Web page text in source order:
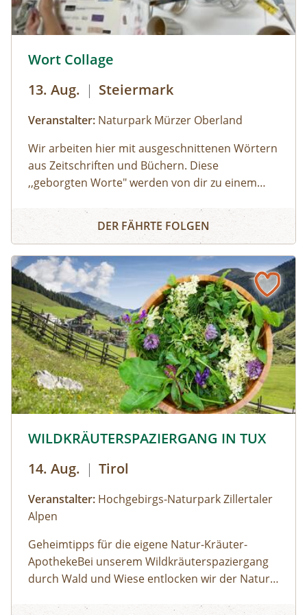
Wort Collage
13. Aug. | Steiermark
Veranstalter: Naturpark Mürzer Oberland
Wir arbeiten hier mit ausgeschnittenen Wörtern
aus Zeitschriften und Büchern. Diese
,,geborgten Worte" werden von dir zu einem
Worte können herumgeschoben oder
zurechtgeschnitten werden, bis eine für dich
Collagetechnik entstehen Bilder im Kopf. Diese
Bilder und momentane Gefühle können im
Anschluss mit unterschiedlichen Materealien
auf Papier gemalt werden. Der zuvor
entstandene Text wird als Abschluss auf das
gemalte Bild geklebt.
Wort Collage
DER FÄHRTE FOLGEN
© © Hochgebirgs-Naturpark Zillertaler Alpen
WILDKRÄUTERSPAZIERGANG IN TUX
14. Aug. | Tirol
Veranstalter: Hochgebirgs-Naturpark Zillertaler
Alpen
Geheimtipps für die eigene Natur-Kräuter-
ApothekeBei unserem Wildkräuterspaziergang
durch Wald und Wiese entlocken wir der Natur